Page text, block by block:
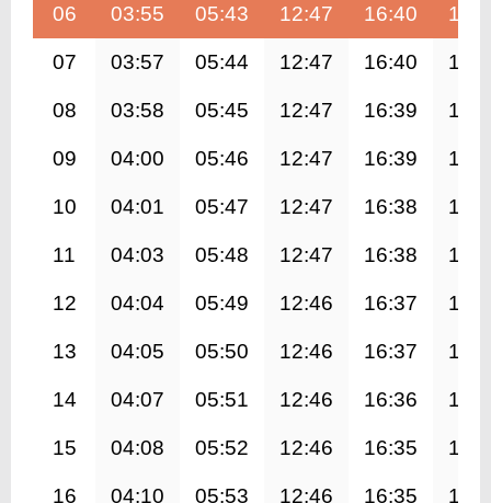
06 03:55 05:43 12:47 16:40
07 03:57 05:44 12:47 16:40
08 03:58 05:45 12:47 16:39
09 04:00 05:46 12:47 16:39
10 04:01 05:47 12:47 16:38
11 04:03 05:48 12:47 16:38
12 04:04 05:49 12:46 16:37
13 04:05 05:50 12:46 16:37
14 04:07 05:51 12:46 16:36
15 04:08 05:52 12:46 16:35
16 04:10 05:53 12:46 16:35